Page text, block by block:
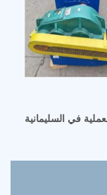
في السليمانية